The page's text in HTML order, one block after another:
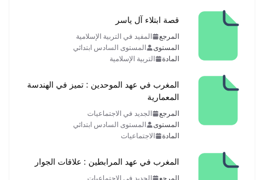
قصة ابتلاء آل ياسر
المرجع
المفيد في التربية الإسلامية
المستوى
المستوى السادس ابتدائي
المادة
التربية الإسلامية
المغرب في عهد الموحدين : تميز في الهندسة
المعمارية
المرجع
الجديد في الاجتماعيات
المستوى
المستوى السادس ابتدائي
المادة
الاجتماعيات
المغرب في عهد المرابطين : علاقات الجوار